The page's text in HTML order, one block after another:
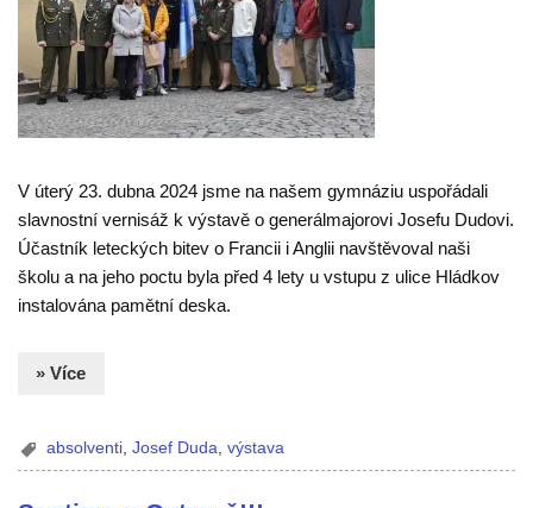
V úterý 23. dubna 2024 jsme na našem gymnáziu uspořádali
slavnostní vernisáž k výstavě o generálmajorovi Josefu Dudovi.
Účastník leteckých bitev o Francii i Anglii navštěvoval naši
školu a na jeho poctu byla před 4 lety u vstupu z ulice Hládkov
instalována pamětní deska.
» Více
absolventi ,Josef Duda ,výstava